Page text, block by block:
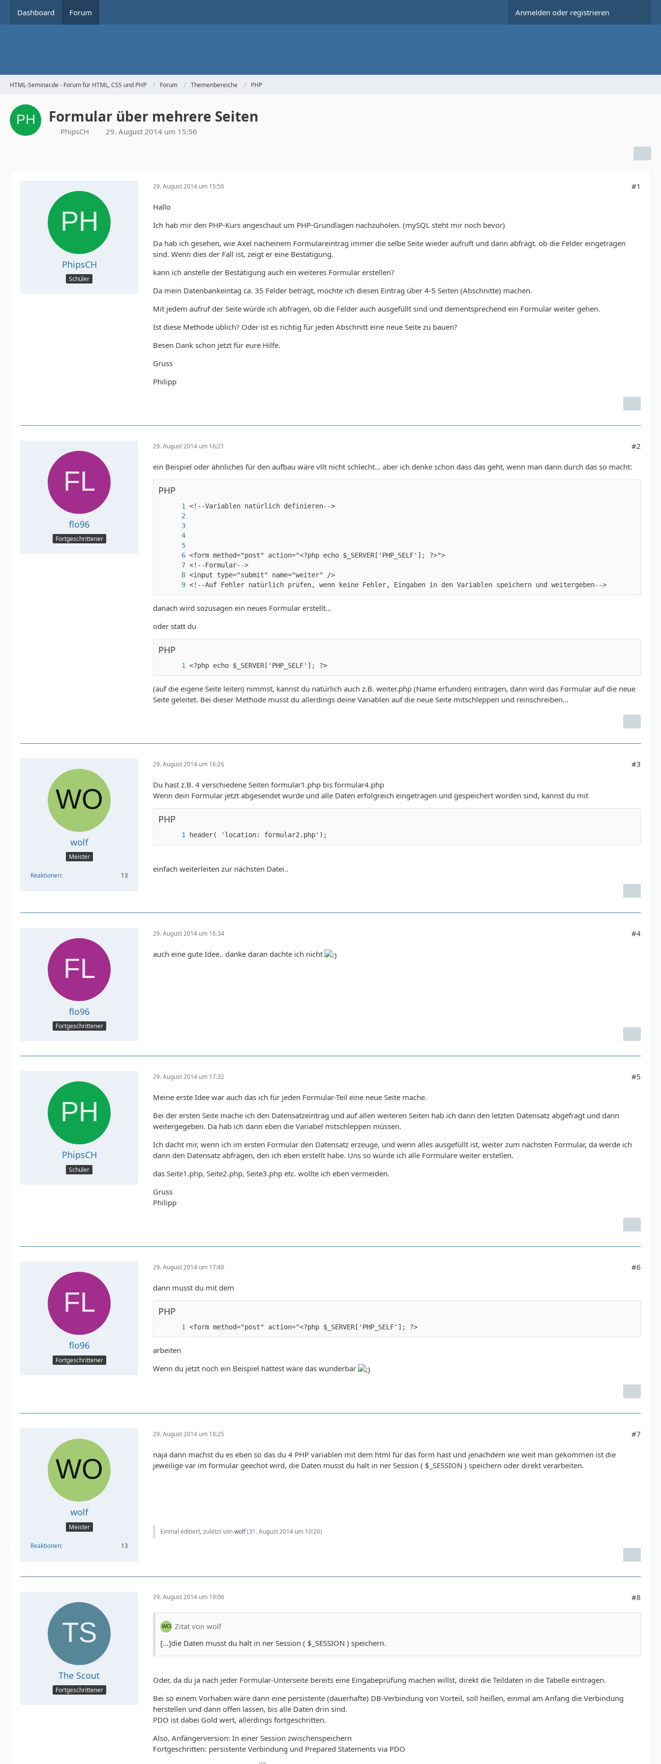
Dashboard Forum Anmelden oder registrieren
HTML-Seminar.de - Forum für HTML, CSS und PHP Forum Themenbereiche PHP
Formular über mehrere Seiten
PhipsCH 29. August 2014 um 15:56
PhipsCH
Schüler
29. August 2014 um 15:56 #1
Hallo
Ich hab mir den PHP-Kurs angeschaut um PHP-Grundlagen nachzuholen. (mySQL steht mir noch bevor)
Da hab ich gesehen, wie Axel nacheinem Formulareintrag immer die selbe Seite wieder aufruft und dann abfrägt. ob die Felder eingetragen
sind. Wenn dies der Fall ist, zeigt er eine Bestätigung.
kann ich anstelle der Bestätigung auch ein weiteres Formular erstellen?
Da mein Datenbankeintag ca. 35 Felder beträgt, möchte ich diesen Eintrag über 4-5 Seiten (Abschnitte) machen.
Mit jedem aufruf der Seite würde ich abfragen, ob die Felder auch ausgefüllt sind und dementsprechend ein Formular weiter gehen.
Ist diese Methode üblich? Oder ist es richtig für jeden Abschnitt eine neue Seite zu bauen?
Besen Dank schon jetzt für eure Hilfe.
Gruss
Philipp
flo96
Fortgeschrittener
29. August 2014 um 16:21 #2
ein Beispiel oder ähnliches für den aufbau wäre vllt nicht schlecht... aber ich denke schon dass das geht, wenn man dann durch das so macht:
PHP
<!--Auf Fehler natürlich prüfen, wenn keine Fehler, Eingaben in den Variablen speichern und weitergeben-->
danach wird sozusagen ein neues Formular erstellt...
oder statt du
PHP
<?php echo $_SERVER['PHP_SELF']; ?>
(auf die eigene Seite leiten) nimmst, kannst du natürlich auch z.B. weiter.php (Name erfunden) eintragen, dann wird das Formular auf die neue
Seite geleitet. Bei dieser Methode musst du allerdings deine Variablen auf die neue Seite mitschleppen und reinschreiben...
wolf
Meister
Reaktionen 13
29. August 2014 um 16:26 #3
Du hast z.B. 4 verschiedene Seiten formular1.php bis formular4.php
Wenn dein Formular jetzt abgesendet wurde und alle Daten erfolgreich eingetragen und gespeichert worden sind, kannst du mit
PHP
header( 'location: formular2.php');
einfach weiterleiten zur nächsten Datei..
flo96
Fortgeschrittener
29. August 2014 um 16:34 #4
auch eine gute Idee.. danke daran dachte ich nicht
PhipsCH
Schüler
29. August 2014 um 17:32 #5
Meine erste Idee war auch das ich für jeden Formular-Teil eine neue Seite mache.
Bei der ersten Seite mache ich den Datensatzeintrag und auf allen weiteren Seiten hab ich dann den letzten Datensatz abgefragt und dann
weitergegeben. Da hab ich dann eben die Variabel mitschleppen müssen.
Ich dacht mir, wenn ich im ersten Formular den Datensatz erzeuge, und wenn alles ausgefüllt ist, weiter zum nächsten Formular, da werde ich
dann den Datensatz abfragen, den ich eben erstellt habe. Uns so würde ich alle Formulare weiter erstellen.
das Seite1.php, Seite2.php, Seite3.php etc. wollte ich eben vermeiden.
Gruss
Philipp
flo96
Fortgeschrittener
29. August 2014 um 17:40 #6
dann musst du mit dem
PHP
<form method="post" action="<?php $_SERVER['PHP_SELF']; ?>
arbeiten
Wenn du jetzt noch ein Beispiel hättest wäre das wunderbar
wolf
Meister
Reaktionen 13
29. August 2014 um 18:25 #7
naja dann machst du es eben so das du 4 PHP variablen mit dem html für das form hast und jenachdem wie weit man gekommen ist die
jeweilige var im formular geechot wird, die Daten musst du halt in ner Session ( $_SESSION ) speichern oder direkt verarbeiten.
Einmal editiert, zuletzt vonwolf(31. August 2014 um 10:20)
The Scout
Fortgeschrittener
29. August 2014 um 19:06 #8
Zitat von wolf
[...]die Daten musst du halt in ner Session ( $_SESSION ) speichern.
Oder, da du ja nach jeder Formular-Unterseite bereits eine Eingabeprüfung machen willst, direkt die Teildaten in die Tabelle eintragen.
Bei so einem Vorhaben wäre dann eine persistente (dauerhafte) DB-Verbindung von Vorteil, soll heißen, einmal am Anfang die Verbindung
herstellen und dann offen lassen, bis alle Daten drin sind.
PDO ist dabei Gold wert, allerdings fortgeschritten.
Also, Anfängerversion: In einer Session zwischenspeichern
Fortgeschritten: persistente Verbindung und Prepared Statements via PDO